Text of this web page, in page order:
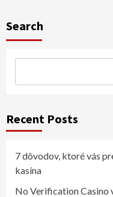
Search
Recent Posts
7 dôvodov, ktoré vás
kasína
No Verification Casino